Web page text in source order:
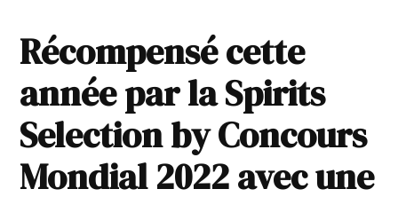
Récompensé cette
année par la Spirits
Selection by Concours
Mondial 2022 avec une